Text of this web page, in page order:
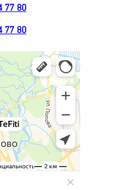
77 80
77 80